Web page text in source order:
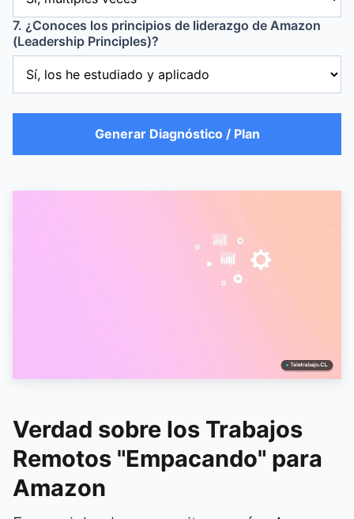
7. ¿Conoces los principios de liderazgo de Amazon
(Leadership Principles)?
Generar Diagnóstico / Plan
Verdad sobre los Trabajos
Remotos "Empacando" para
Amazon